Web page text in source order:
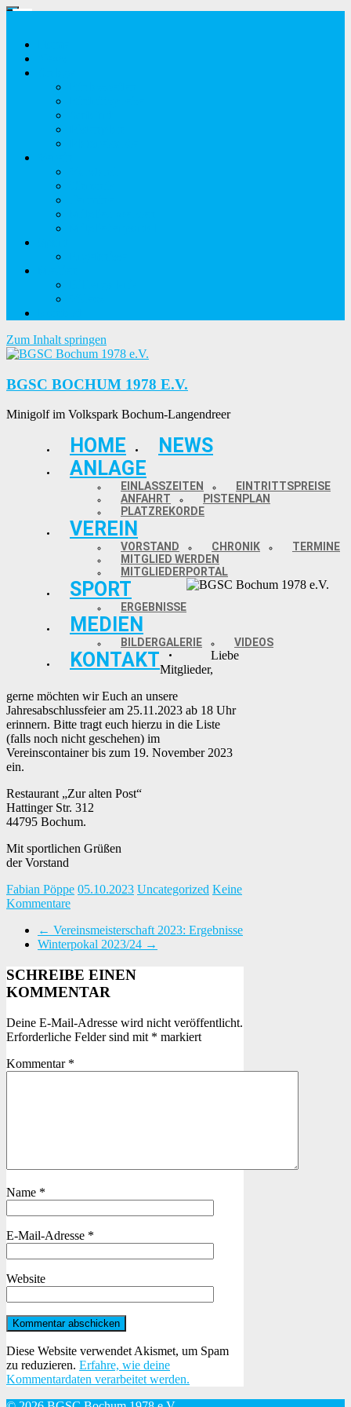
Zum Inhalt springen
BGSC BOCHUM 1978 E.V.
Minigolf im Volkspark Bochum-Langendreer
HOME
NEWS
ANLAGE
EINLASSZEITEN
EINTRITTSPREISE
ANFAHRT
PISTENPLAN
PLATZREKORDE
VEREIN
VORSTAND CHRONIK
TERMINE
MITGLIED WERDEN
MITGLIEDERPORTAL
SPORT
ERGEBNISSE
MEDIEN
BILDERGALERIE VIDEOS
KONTAKT
Liebe
Mitglieder,
gerne möchten wir Euch an unsere
Jahresabschlussfeier am 25.11.2023 ab 18 Uhr
erinnern. Bitte tragt euch hierzu in die Liste
(falls noch nicht geschehen) im
Vereinscontainer bis zum 19. November 2023
ein.
Restaurant „Zur alten Post“
Hattinger Str. 312
44795 Bochum.
Mit sportlichen Grüßen
der Vorstand
Fabian Pöppe 05.10.2023 Uncategorized Keine
Kommentare
← Vereinsmeisterschaft 2023: Ergebnisse
Winterpokal 2023/24 →
SCHREIBE EINEN
KOMMENTAR
Deine E-Mail-Adresse wird nicht veröffentlicht.
Erforderliche Felder sind mit * markiert
Kommentar *
Name *
E-Mail-Adresse *
Website
Diese Website verwendet Akismet, um Spam
zu reduzieren. Erfahre, wie deine
Kommentardaten verarbeitet werden.